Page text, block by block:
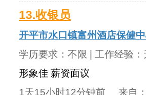
13.收银员
开平市水口镇富州酒店保健
学历要求： 不限 | 工作经验：
形象佳 薪资面议
1天15小时12分钟前 来自